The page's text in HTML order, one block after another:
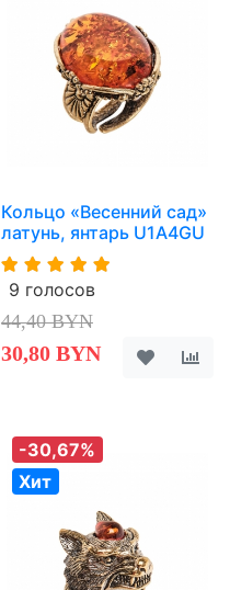
Кольцо «Весенний сад»
латунь, янтарь U1A4GU
9 голосов
44,40 BYN
30,80 BYN
-30,67%
Хит